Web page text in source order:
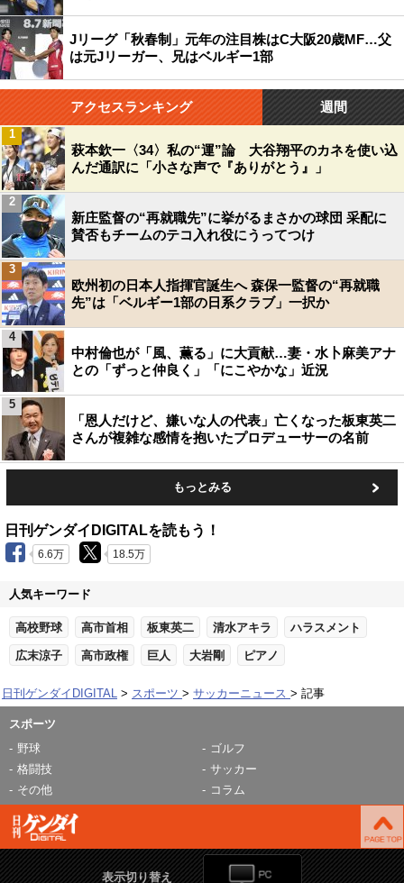
Jリーグ「秋春制」元年の注目株はC大阪20歳MF…父
は元Jリーガー、兄はベルギー1部
アクセスランキング 週間
萩本欽一〈34〉私の“運”論 大谷翔平のカネを使い込
んだ通訳に「小さな声で『ありがとう』」
1
新庄監督の“再就職先”に挙がるまさかの球団 采配に
賛否もチームのテコ入れ役にうってつけ
2
欧州初の日本人指揮官誕生へ 森保一監督の“再就職
先”は「ベルギー1部の日系クラブ」一択か
3
中村倫也が「風、薫る」に大貢献…妻・水卜麻美アナ
との「ずっと仲良く」「にこやかな」近況
4
「恩人だけど、嫌いな人の代表」亡くなった板東英二
さんが複雑な感情を抱いたプロデューサーの名前
5
もっとみる
日刊ゲンダイDIGITALを読もう！
6.6万 18.5万
人気キーワード
高校野球 高市首相 板東英二 清水アキラ ハラスメント
広末涼子 高市政権 巨人 大岩剛 ピアノ
日刊ゲンダイDIGITAL スポーツ サッカーニュース 記事
スポーツ
野球
ゴルフ
格闘技
サッカー
その他
コラム
表示切り替え